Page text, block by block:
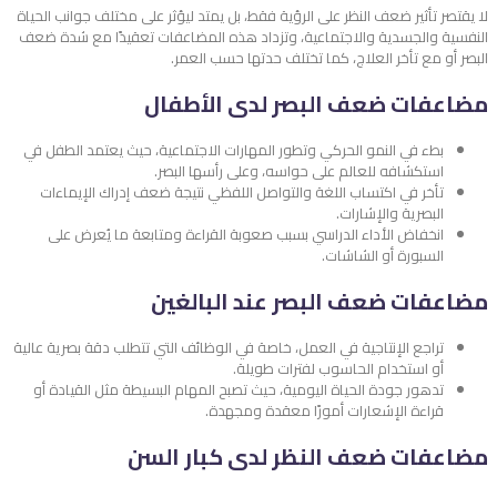
لا يقتصر تأثير ضعف النظر على الرؤية فقط، بل يمتد ليؤثر على مختلف جوانب الحياة
النفسية والجسدية والاجتماعية، وتزداد هذه المضاعفات تعقيدًا مع شدة ضعف
البصر أو مع تأخر العلاج، كما تختلف حدتها حسب العمر.
مضاعفات ضعف البصر لدى الأطفال
بطء في النمو الحركي وتطور المهارات الاجتماعية، حيث يعتمد الطفل في
استكشافه للعالم على حواسه، وعلى رأسها البصر.
تأخر في اكتساب اللغة والتواصل اللفظي نتيجة ضعف إدراك الإيماءات
البصرية والإشارات.
انخفاض الأداء الدراسي بسبب صعوبة القراءة ومتابعة ما يُعرض على
السبورة أو الشاشات.
مضاعفات ضعف البصر عند البالغين
تراجع الإنتاجية في العمل، خاصة في الوظائف التي تتطلب دقة بصرية عالية
أو استخدام الحاسوب لفترات طويلة.
تدهور جودة الحياة اليومية، حيث تصبح المهام البسيطة مثل القيادة أو
قراءة الإشعارات أمورًا معقدة ومجهدة.
مضاعفات ضعف النظر لدى كبار السن